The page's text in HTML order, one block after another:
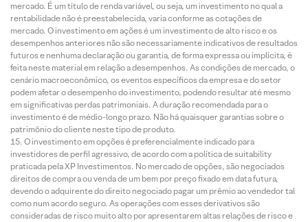
mercado. É um título de renda variável, ou seja, um investimento no qual a
rentabilidade não é preestabelecida, varia conforme as cotações de
mercado. O investimento em ações é um investimento de alto risco e os
desempenhos anteriores não são necessariamente indicativos de resultados
futuros e nenhuma declaração ou garantia, de forma expressa ou implícita, é
feita neste material em relação a desempenhos. As condições de mercado, o
cenário macroeconômico, os eventos específicos da empresa e do setor
podem afetar o desempenho do investimento, podendo resultar até mesmo
em significativas perdas patrimoniais. A duração recomendada para o
investimento é de médio-longo prazo. Não há quaisquer garantias sobre o
patrimônio do cliente neste tipo de produto.
O investimento em opções é preferencialmente indicado para
investidores de perfil agressivo, de acordo com a política de suitability
praticada pela XP Investimentos. No mercado de opções, são negociados
direitos de compra ou venda de um bem por preço fixado em data futura,
devendo o adquirente do direito negociado pagar um prêmio ao vendedor tal
como num acordo seguro. As operações com esses derivativos são
consideradas de risco muito alto por apresentarem altas relações de risco e